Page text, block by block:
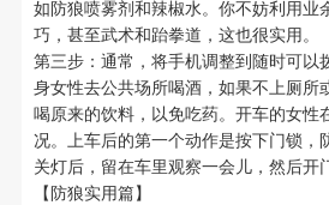
如防狼喷雾剂和辣椒水。你不妨利用业
巧，甚至武术和跆拳道，这也很实用。
第三步：通常，将手机调整到随时可以
身女性去公共场所喝酒，如果不上厕所
喝原来的饮料，以免吃药。开车的女性
况。上车后的第一个动作是按下门锁，
关灯后，留在车里观察一会儿，然后开
【防狼实用篇】